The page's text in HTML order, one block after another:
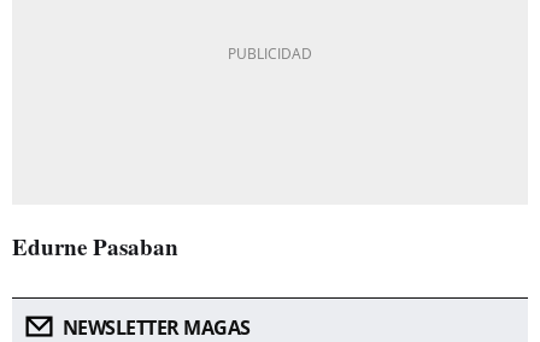
Edurne Pasaban
NEWSLETTER MAGAS